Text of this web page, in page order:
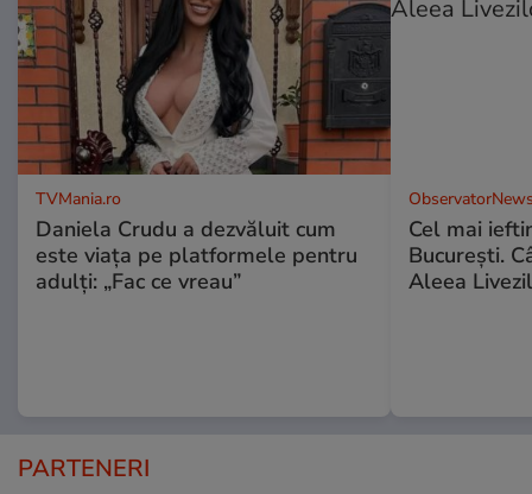
TVMania.ro
Daniela Crudu a dezvăluit cum
este viața pe platformele pentru
adulți: „Fac ce vreau”
Cel mai
Bucureşti.
Aleea
PARTENERI